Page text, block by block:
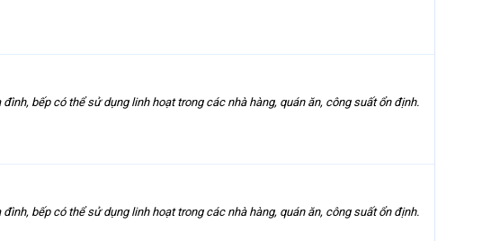
bếp có thể sử dụng linh hoạt trong các nhà hàng, quán ăn, công suất ổn định.
bếp có thể sử dụng linh hoạt trong các nhà hàng, quán ăn, công suất ổn định.